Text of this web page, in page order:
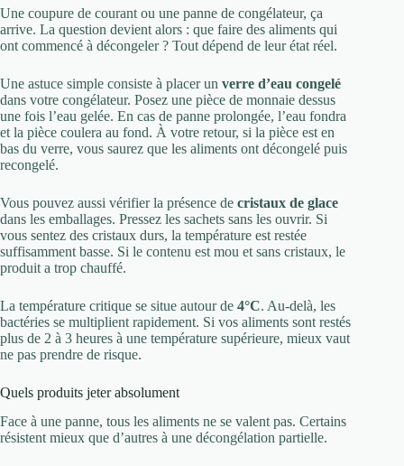
Une coupure de courant ou une panne de congélateur, ça
arrive. La question devient alors : que faire des aliments qui
ont commencé à décongeler ? Tout dépend de leur état réel.
Une astuce simple consiste à placer un verre d’eau congelé
dans votre congélateur. Posez une pièce de monnaie dessus
une fois l’eau gelée. En cas de panne prolongée, l’eau fondra
et la pièce coulera au fond. À votre retour, si la pièce est en
bas du verre, vous saurez que les aliments ont décongelé puis
recongelé.
Vous pouvez aussi vérifier la présence de cristaux de glace
dans les emballages. Pressez les sachets sans les ouvrir. Si
vous sentez des cristaux durs, la température est restée
suffisamment basse. Si le contenu est mou et sans cristaux, le
produit a trop chauffé.
La température critique se situe autour de 4°C. Au-delà, les
bactéries se multiplient rapidement. Si vos aliments sont restés
plus de 2 à 3 heures à une température supérieure, mieux vaut
ne pas prendre de risque.
Quels produits jeter absolument
Face à une panne, tous les aliments ne se valent pas. Certains
résistent mieux que d’autres à une décongélation partielle.